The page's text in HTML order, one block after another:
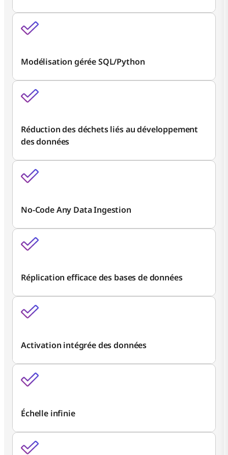
Modélisation gérée SQL/Python
Réduction des déchets liés au développement
des données
No-Code Any Data Ingestion
Réplication efficace des bases de données
Activation intégrée des données
Échelle infinie